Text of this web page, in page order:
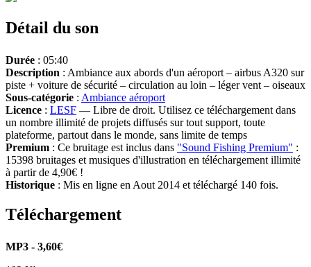
Détail du son
Durée : 05:40
Description : Ambiance aux abords d'un aéroport – airbus A320 sur
piste + voiture de sécurité – circulation au loin – léger vent – oiseaux
Sous-catégorie : Ambiance aéroport
Licence : LESF — Libre de droit. Utilisez ce téléchargement dans
un nombre illimité de projets diffusés sur tout support, toute
plateforme, partout dans le monde, sans limite de temps
Premium : Ce bruitage est inclus dans "Sound Fishing Premium" :
15398 bruitages et musiques d'illustration en téléchargement illimité
à partir de 4,90€ !
Historique : Mis en ligne en Aout 2014 et téléchargé 140 fois.
Téléchargement
MP3 - 3,60€